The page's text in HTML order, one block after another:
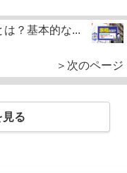
は？基本的な...
＞次のページ
見る